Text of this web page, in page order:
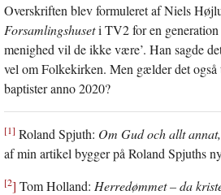
Overskriften blev formuleret af Niels
Forsamlingshuseti TV2 for en generation
menighed vil de ikke være’. Han sagde
vel om Folkekirken. Men gælder det også
baptister anno 2020?
[1] Roland Spjuth: Om Gud och allt annat,
af min artikel bygger på Roland Spjuths
[2] Tom Holland: Herredømmet – da